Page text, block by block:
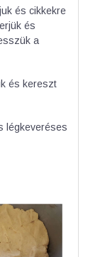
és cikkekre
és
a
és kereszt
légkeveréses